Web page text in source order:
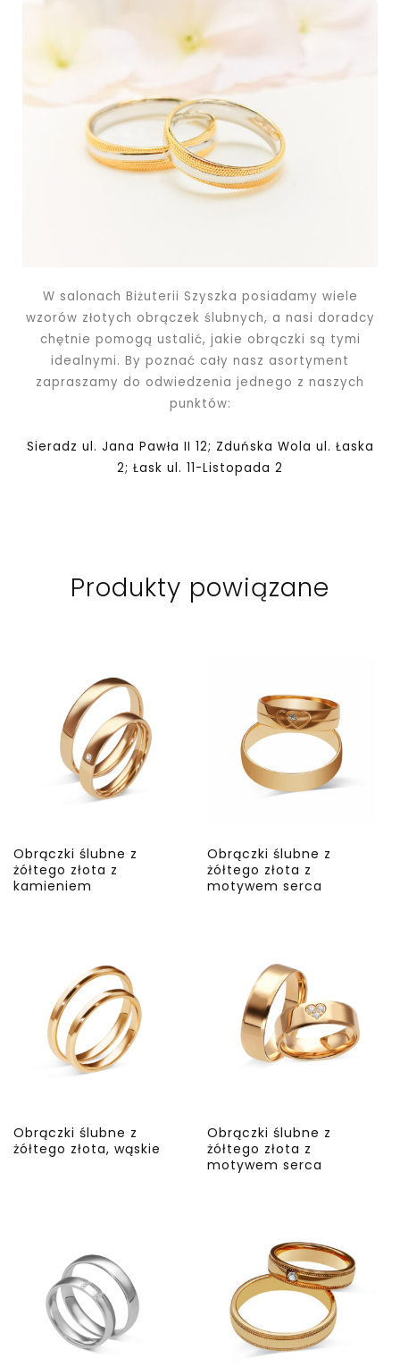
W salonach Biżuterii Szyszka posiadamy wiele
wzorów złotych obrączek ślubnych, a nasi doradcy
chętnie pomogą ustalić, jakie obrączki są tymi
idealnymi. By poznać cały nasz asortyment
zapraszamy do odwiedzenia jednego z naszych
punktów:
Sieradz ul. Jana Pawła II 12; Zduńska Wola ul. Łaska
2; Łask ul. 11-Listopada 2
Produkty powiązane
Obrączki ślubne z
żółtego złota z
kamieniem
Obrączki ślubne z
żółtego złota z
motywem serca
Obrączki ślubne z
żółtego złota, wąskie
Obrączki ślubne z
żółtego złota z
motywem serca